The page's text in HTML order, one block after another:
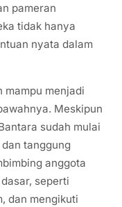
pameran
tidak hanya
nyata dalam
mampu menjadi
Meskipun
sudah mulai
tanggung
anggota
seperti
dan mengikuti